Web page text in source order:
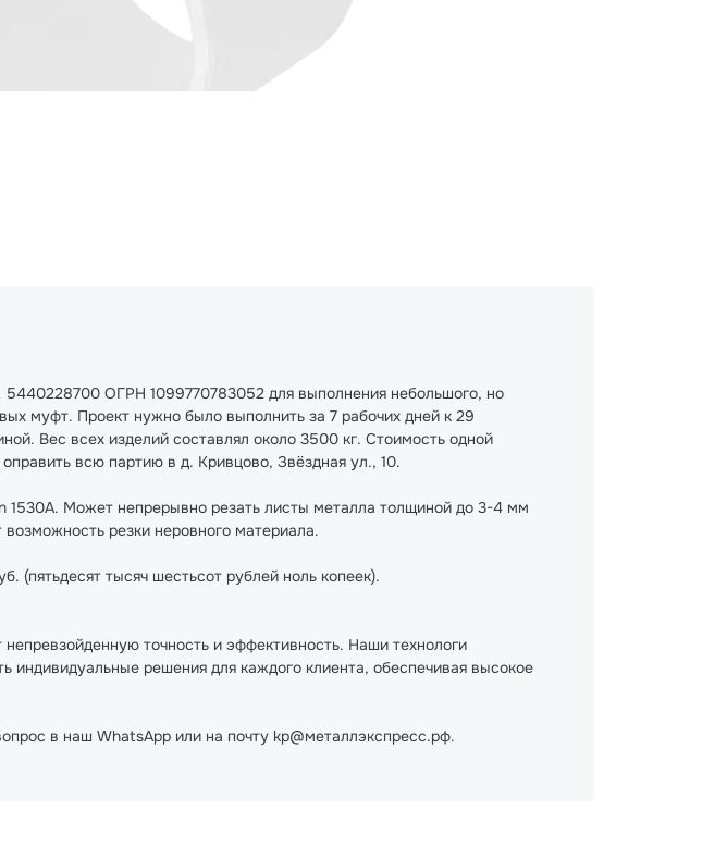
ОГРН 1099770783052 для выполнения небольшого, но
муфт. Проект нужно было выполнить за 7 рабочих дней к 29
Вес всех изделий составлял около 3500 кг. Стоимость одной
всю партию в д. Кривцово, Звёздная ул., 10.
Может непрерывно резать листы металла толщиной до 3-4 мм
резки неровного материала.
(пятьдесят тысяч шестьсот рублей ноль копеек).
точность и эффективность. Наши технологи
решения для каждого клиента, обеспечивая высокое
в наш WhatsApp или на почту kp@металлэкспресс.рф.